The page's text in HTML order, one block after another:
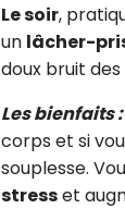
Le soir,
un lâcher-
doux bruit des
Les bienfaits :
corps et si
souplesse.
stresset